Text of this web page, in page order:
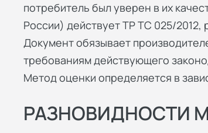
потребитель был уверен в их
России) действует ТР ТС 025/
Документ обязывает
требованиям действующего
Метод оценки определяется в
РАЗНОВИДНОСТИ